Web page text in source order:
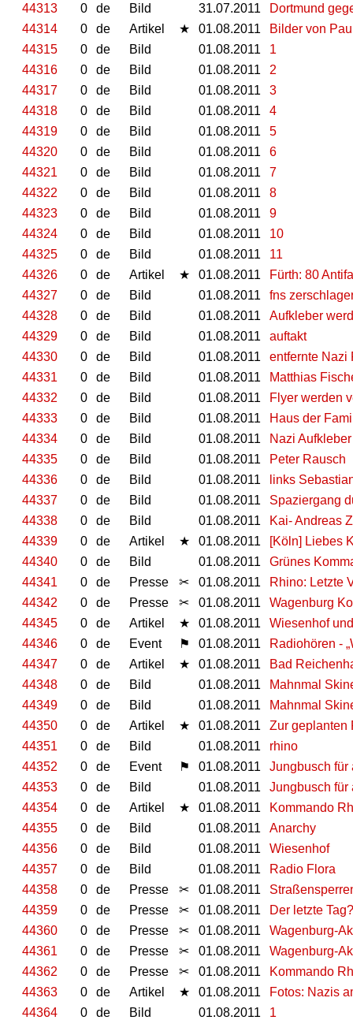
44313
0 de Bild 31.07.2011
Dortmund
44314
0 de Artikel ★ 01.08.2011
Bilder von
44315
0 de Bild 01.08.2011
1
44316
0 de Bild 01.08.2011
2
44317
0 de Bild 01.08.2011
3
44318
0 de Bild 01.08.2011
4
44319
0 de Bild 01.08.2011
5
44320
0 de Bild 01.08.2011
6
44321
0 de Bild 01.08.2011
7
44322
0 de Bild 01.08.2011
8
44323
0 de Bild 01.08.2011
9
44324
0 de Bild 01.08.2011
10
44325
0 de Bild 01.08.2011
11
44326
0 de Artikel ★ 01.08.2011
Fürth: 80
44327
0 de Bild 01.08.2011
fns
44328
0 de Bild 01.08.2011
Aufkleber
44329
0 de Bild 01.08.2011
auftakt
44330
0 de Bild 01.08.2011
entfernte Nazi
44331
0 de Bild 01.08.2011
Matthias
44332
0 de Bild 01.08.2011
Flyer werden
44333
0 de Bild 01.08.2011
Haus der
44334
0 de Bild 01.08.2011
Nazi
44335
0 de Bild 01.08.2011
Peter Rausch
44336
0 de Bild 01.08.2011
links
44337
0 de Bild 01.08.2011
Spaziergang
44338
0 de Bild 01.08.2011
Kai- Andreas
44339
0 de Artikel ★ 01.08.2011
[Köln] Liebes
44340
0 de Bild 01.08.2011
Grünes
44341
0 de Presse ✂ 01.08.2011
Rhino: Letzte
44342
0 de Presse ✂ 01.08.2011
Wagenburg
44345
0 de Artikel ★ 01.08.2011
Wiesenhof
44346
0 de Event ⚑ 01.08.2011
Radiohören -
44347
0 de Artikel ★ 01.08.2011
Bad
44348
0 de Bild 01.08.2011
Mahnmal
44349
0 de Bild 01.08.2011
Mahnmal
44350
0 de Artikel ★ 01.08.2011
Zur geplanten
44351
0 de Bild 01.08.2011
rhino
44352
0 de Event ⚑ 01.08.2011
Jungbusch für
44353
0 de Bild 01.08.2011
Jungbusch für
44354
0 de Artikel ★ 01.08.2011
Kommando
44355
0 de Bild 01.08.2011
Anarchy
44356
0 de Bild 01.08.2011
Wiesenhof
44357
0 de Bild 01.08.2011
Radio Flora
44358
0 de Presse ✂ 01.08.2011
44359
0 de Presse ✂ 01.08.2011
Der letzte
44360
0 de Presse ✂ 01.08.2011
Wagenburg-
44361
0 de Presse ✂ 01.08.2011
Wagenburg-
44362
0 de Presse ✂ 01.08.2011
Kommando
44363
0 de Artikel ★ 01.08.2011
Fotos: Nazis
44364
0 de Bild 01.08.2011
1